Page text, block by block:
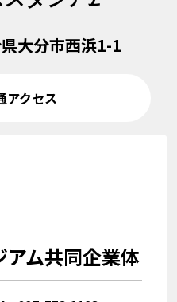
大分市西浜1-1
アクセス
ム共同企業体